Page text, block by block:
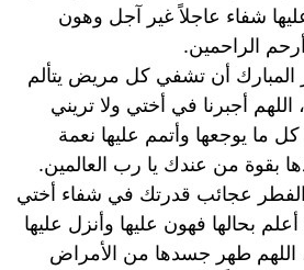
شفاء عاجلاً غير آجل وهون
الراحمين.
المبارك أن تشفي كل مريض يتألم
اللهم أجبرنا في أختي ولا تريني
ما يوجعها وأتمم عليها نعمة
بقوة من عندك يا رب العالمين.
الفطر عجائب قدرتك في شفاء أختي
بحالها فهون عليها وأنزل عليها
اللهم طهر جسدها من الأمراض